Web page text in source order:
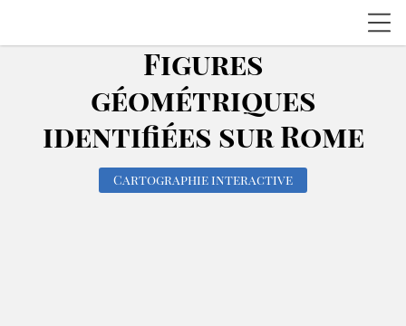
Figures
géométriques
identifiées sur Rome
Cartographie interactive